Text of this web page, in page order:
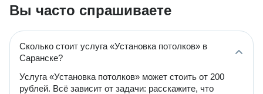
Вы часто спрашиваете
Сколько стоит услуга «Установка потолков» в
Саранске?
Услуга «Установка потолков» может стоить от 200
рублей. Всё зависит от задачи: расскажите, что